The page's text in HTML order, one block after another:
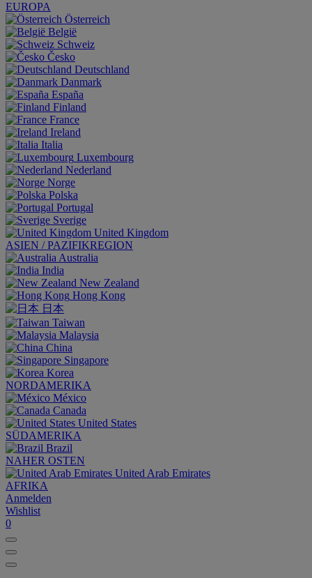
EUROPA
Österreich
België
Schweiz
Česko
Deutschland
Danmark
España
Finland
France
Ireland
Italia
Luxembourg
Nederland
Norge
Polska
Portugal
Sverige
United Kingdom
ASIEN / PAZIFIKREGION
Australia
India
New Zealand
Hong Kong
日本
Taiwan
Malaysia
China
Singapore
Korea
NORDAMERIKA
México
Canada
United States
SÜDAMERIKA
Brazil
NAHER OSTEN
United Arab Emirates
AFRIKA
Anmelden
Wishlist
0